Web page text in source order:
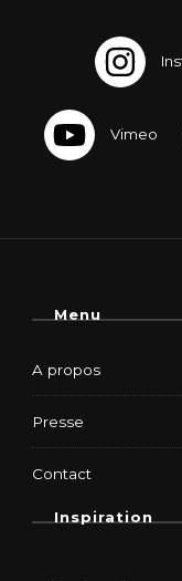
Menu
A propos
Presse
Contact
Inspiration